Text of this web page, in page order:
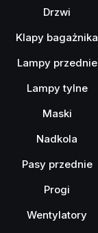
Drzwi
Klapy bagażnika
Lampy przednie
Lampy tylne
Maski
Nadkola
Pasy przednie
Progi
Wentylatory